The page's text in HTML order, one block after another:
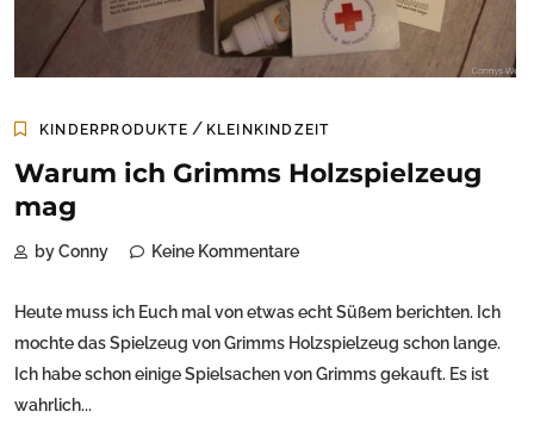
KINDERPRODUKTE / KLEINKINDZEIT
Warum ich Grimms Holzspielzeug
mag
by Conny Keine Kommentare
Heute muss ich Euch mal von etwas echt Süßem berichten. Ich
mochte das Spielzeug von Grimms Holzspielzeug schon lange.
Ich habe schon einige Spielsachen von Grimms gekauft. Es ist
wahrlich...